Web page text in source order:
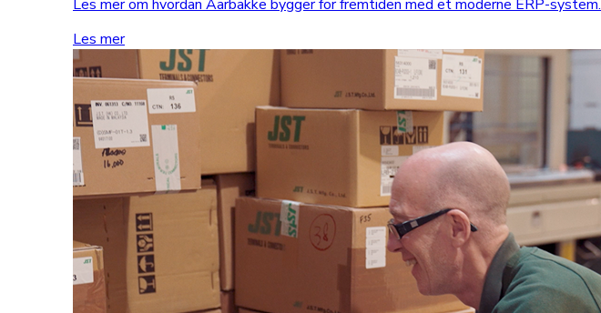
Les mer om hvordan Aarbakke bygger for fremtiden med et moderne ERP-system.
Les mer